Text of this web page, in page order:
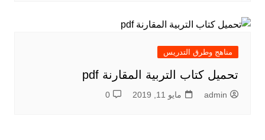
مناهج وطرق التدريس
تحميل كتاب التربية المقارنة pdf
admin مايو 11, 2019 0